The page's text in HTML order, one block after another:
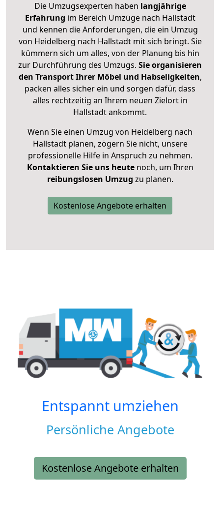
Die Umzugsexperten haben langjährige
Erfahrung im Bereich Umzüge nach Hallstadt
und kennen die Anforderungen, die ein Umzug
von Heidelberg nach Hallstadt mit sich bringt. Sie
kümmern sich um alles, von der Planung bis hin
zur Durchführung des Umzugs. Sie organisieren
den Transport Ihrer Möbel und Habseligkeiten,
packen alles sicher ein und sorgen dafür, dass
alles rechtzeitig an Ihrem neuen Zielort in
Hallstadt ankommt.
Wenn Sie einen Umzug von Heidelberg nach
Hallstadt planen, zögern Sie nicht, unsere
professionelle Hilfe in Anspruch zu nehmen.
Kontaktieren Sie uns heutenoch, um Ihren
reibungslosen Umzug zu planen.
Kostenlose Angebote erhalten
Entspannt umziehen
Persönliche Angebote
Kostenlose Angebote erhalten